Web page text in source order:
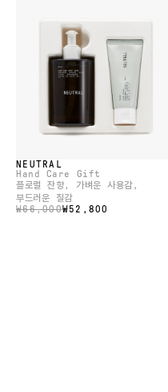
NEUTRAL
Hand Care Gift
플로럴 잔향, 가벼운 사용감,
부드러운 질감
₩66,000₩52,800